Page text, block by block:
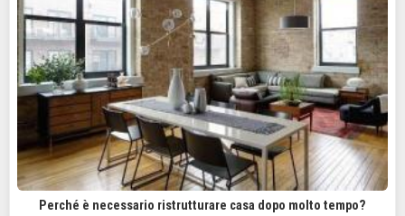
Perché è necessario ristrutturare casa dopo molto tempo?